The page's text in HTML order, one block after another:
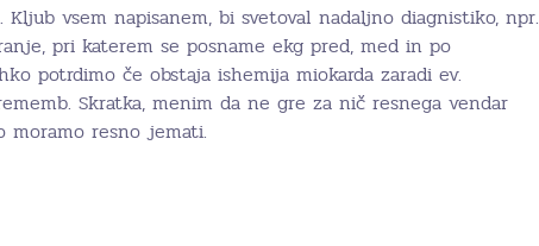
Kljub vsem napisanem, bi svetoval nadaljno diagnistiko, npr.
pri katerem se posname ekg pred, med in po
potrdimo če obstaja ishemija miokarda zaradi ev.
Skratka, menim da ne gre za nič resnega vendar
moramo resno jemati.